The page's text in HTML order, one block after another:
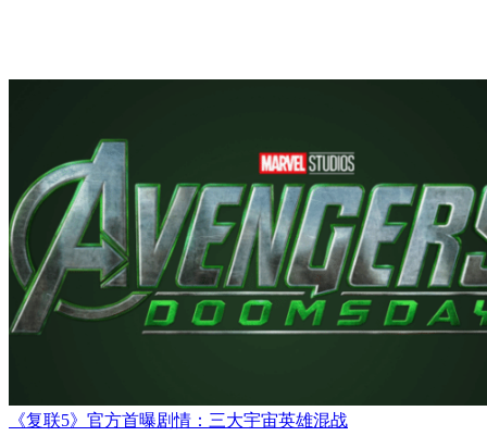
《复联5》官方首曝剧情：三大宇宙英雄混战